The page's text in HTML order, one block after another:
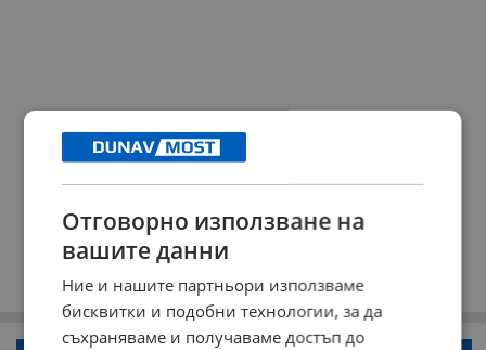
Отговорно използване на
вашите данни
Ние и нашите партньори използваме
бисквитки и подобни технологии, за да
съхраняваме и получаваме достъп до